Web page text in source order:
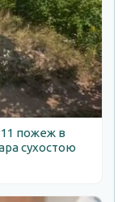
11 пожеж в
сухостою